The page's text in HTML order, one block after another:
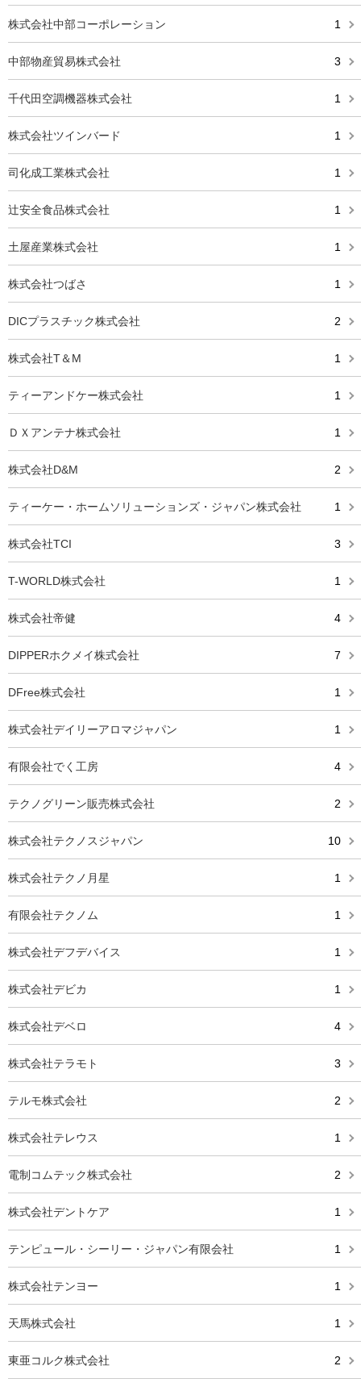
株式会社中部コーポレーション 1
中部物産貿易株式会社 3
千代田空調機器株式会社 1
株式会社ツインバード 1
司化成工業株式会社 1
辻安全食品株式会社 1
土屋産業株式会社 1
株式会社つばさ 1
DICプラスチック株式会社 2
株式会社T＆M 1
ティーアンドケー株式会社 1
ＤＸアンテナ株式会社 1
株式会社D&M 2
ティーケー・ホームソリューションズ・ジャパン株式会社 1
株式会社TCI 3
T-WORLD株式会社 1
株式会社帝健 4
DIPPERホクメイ株式会社 7
DFree株式会社 1
株式会社デイリーアロマジャパン 1
有限会社でく工房 4
テクノグリーン販売株式会社 2
株式会社テクノスジャパン 10
株式会社テクノ月星 1
有限会社テクノム 1
株式会社デフデバイス 1
株式会社デビカ 1
株式会社デベロ 4
株式会社テラモト 3
テルモ株式会社 2
株式会社テレウス 1
電制コムテック株式会社 2
株式会社デントケア 1
テンピュール・シーリー・ジャパン有限会社 1
株式会社テンヨー 1
天馬株式会社 1
東亜コルク株式会社 2